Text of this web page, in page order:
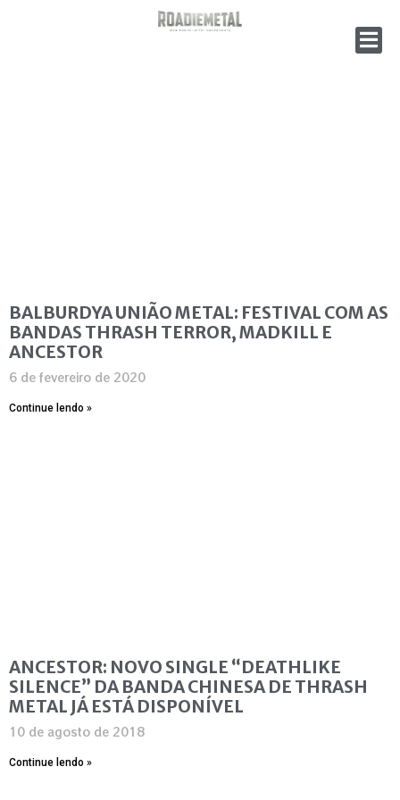
BALBURDYA UNIÃO METAL: FESTIVAL COM AS
BANDAS THRASH TERROR, MADKILL E
ANCESTOR
6 de fevereiro de 2020
Continue lendo »
ANCESTOR: NOVO SINGLE “DEATHLIKE
SILENCE” DA BANDA CHINESA DE THRASH
METAL JÁ ESTÁ DISPONÍVEL
10 de agosto de 2018
Continue lendo »